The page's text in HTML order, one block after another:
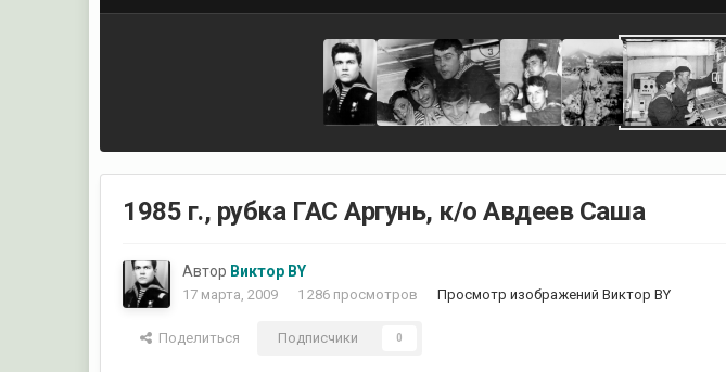
1985 г., рубка ГАС Аргунь, к/о Авдеев Саша
Автор Виктор BY
17 марта, 2009 1 286 просмотров Просмотр изображений Виктор BY
Поделиться Подписчики 0